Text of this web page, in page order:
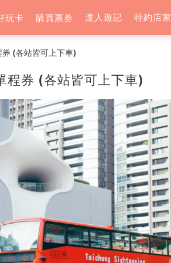
玩卡 購買票券 達人遊記 特約店家
(各站皆可上下車)
程券 (各站皆可上下車)